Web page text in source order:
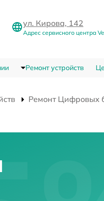
ул. Кирова, 142
Адрес сервисного центра
Ремонт устройств
Ремонт Цифровых